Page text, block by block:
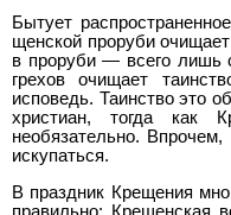
Бытует
щенской проруби
в проруби — всего лишь
грехов очищает
исповедь. Та­инство это
христиан, тогда как
необязательно.
искупаться.
В праздник Крещения